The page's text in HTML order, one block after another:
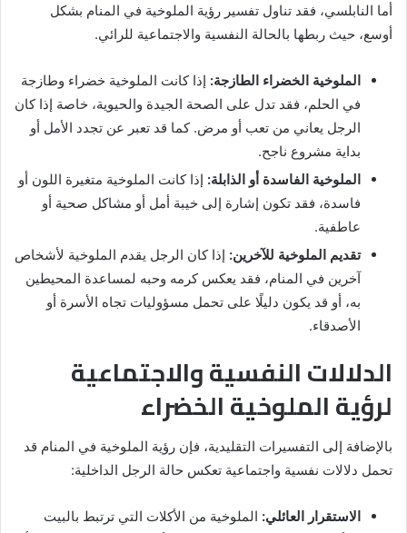
أما النابلسي، فقد تناول تفسير رؤية الملوخية في المنام بشكل
أوسع، حيث ربطها بالحالة النفسية والاجتماعية للرائي.
الملوخية الخضراء الطازجة: إذا كانت الملوخية خضراء وطازجة
في الحلم، فقد تدل على الصحة الجيدة والحيوية، خاصة إذا كان
الرجل يعاني من تعب أو مرض. كما قد تعبر عن تجدد الأمل أو
بداية مشروع ناجح.
الملوخية الفاسدة أو الذابلة: إذا كانت الملوخية متغيرة اللون أو
فاسدة، فقد تكون إشارة إلى خيبة أمل أو مشاكل صحية أو
عاطفية.
تقديم الملوخية للآخرين: إذا كان الرجل يقدم الملوخية لأشخاص
آخرين في المنام، فقد يعكس كرمه وحبه لمساعدة المحيطين
به، أو قد يكون دليلًا على تحمل مسؤوليات تجاه الأسرة أو
الأصدقاء.
الدلالات النفسية والاجتماعية
لرؤية الملوخية الخضراء
بالإضافة إلى التفسيرات التقليدية، فإن رؤية الملوخية في المنام قد
تحمل دلالات نفسية واجتماعية تعكس حالة الرجل الداخلية:
الاستقرار العائلي: الملوخية من الأكلات التي ترتبط بالبيت